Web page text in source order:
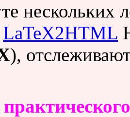
нескольких
LaTeX2HTML
),